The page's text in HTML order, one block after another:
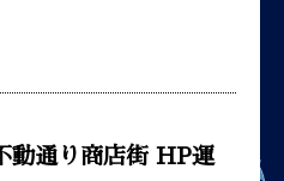
動通り商店街 HP運